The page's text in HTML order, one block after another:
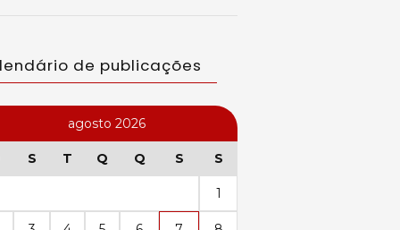
de publicações
agosto 2026
S T Q Q S S
1